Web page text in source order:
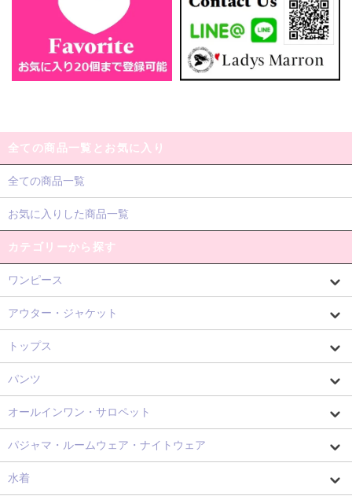
全ての商品一覧とお気に入り
全ての商品一覧
お気に入りした商品一覧
カテゴリーから探す
ワンピース
アウター・ジャケット
トップス
パンツ
オールインワン・サロペット
パジャマ・ルームウェア・ナイトウェア
水着